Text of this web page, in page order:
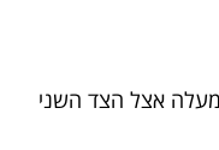
אצל הצד השני